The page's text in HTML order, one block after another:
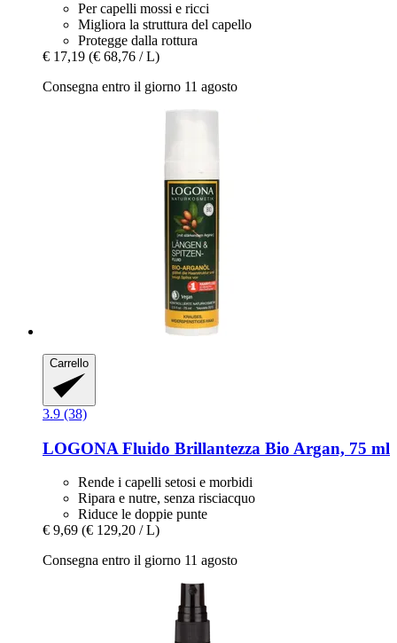
Per capelli mossi e ricci
Migliora la struttura del capello
Protegge dalla rottura
€ 17,19 (€ 68,76 / L)
Consegna entro il giorno 11 agosto
Carrello
3.9 (38)
LOGONA Fluido Brillantezza Bio Argan, 75 ml
Rende i capelli setosi e morbidi
Ripara e nutre, senza risciacquo
Riduce le doppie punte
€ 9,69 (€ 129,20 / L)
Consegna entro il giorno 11 agosto